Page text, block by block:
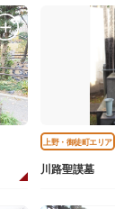
上野・御徒町エリア
川路聖謨墓